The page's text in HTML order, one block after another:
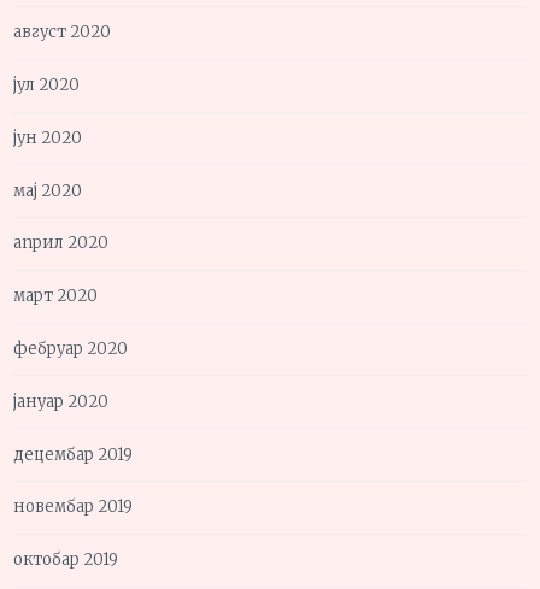
август 2020
јул 2020
јун 2020
мај 2020
април 2020
март 2020
фебруар 2020
јануар 2020
децембар 2019
новембар 2019
октобар 2019